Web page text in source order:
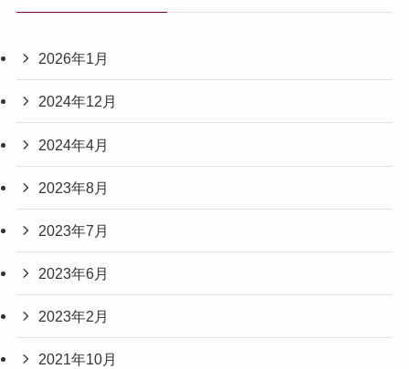
2026年1月
2024年12月
2024年4月
2023年8月
2023年7月
2023年6月
2023年2月
2021年10月